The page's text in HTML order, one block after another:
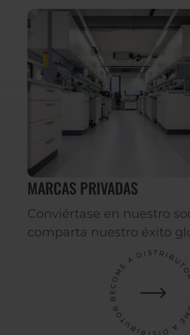
MARCAS PRIVADAS
Conviértase en nuestro
comparta nuestro éxito